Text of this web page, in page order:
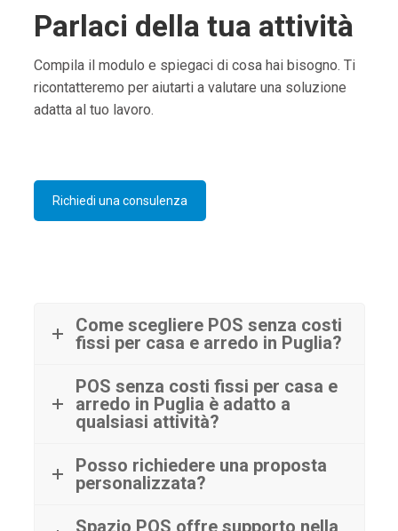
Parlaci della tua attività
Compila il modulo e spiegaci di cosa hai bisogno. Ti
ricontatteremo per aiutarti a valutare una soluzione
adatta al tuo lavoro.
Richiedi una consulenza
Come scegliere POS senza costi
fissi per casa e arredo in Puglia?
POS senza costi fissi per casa e
arredo in Puglia è adatto a
qualsiasi attività?
Posso richiedere una proposta
personalizzata?
Spazio POS offre supporto nella